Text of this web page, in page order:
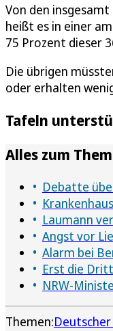
Von den
heißt es in einer
75 Prozent dieser
Die übrigen
oder erhalten
Tafeln
Alles zum
Debatte
Laumann
Angst vor
Alarm bei
Erst die
NRW-
Themen: